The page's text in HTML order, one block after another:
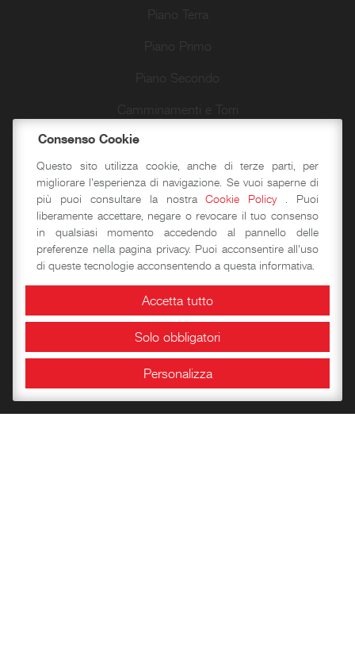
Piano Terra
Piano Primo
Piano Secondo
Camminamenti e Torri
Passeggiate d’autore
Didattica
Laboratori storico-didattici
Spazi per eventi
Area Congressuale
Sale espositive
Info e orari
Consenso Cookie
Questo sito utilizza cookie, anche di terze parti, per
migliorare l'esperienza di navigazione. Se vuoi saperne di
più puoi consultare la nostraCookie Policy . Puoi
liberamente accettare, negare o revocare il tuo consenso
in qualsiasi momento accedendo al pannello delle
preferenze nella pagina privacy. Puoi acconsentire all'uso
di queste tecnologie acconsentendo a questa informativa.
Accetta tutto
Solo obbligatori
Personalizza